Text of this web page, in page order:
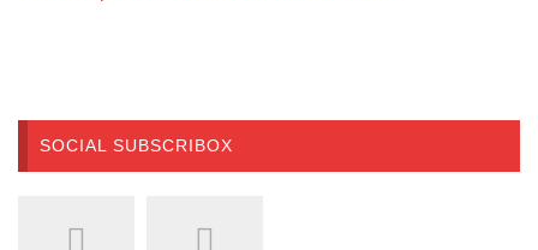
SOCIAL SUBSCRIBOX